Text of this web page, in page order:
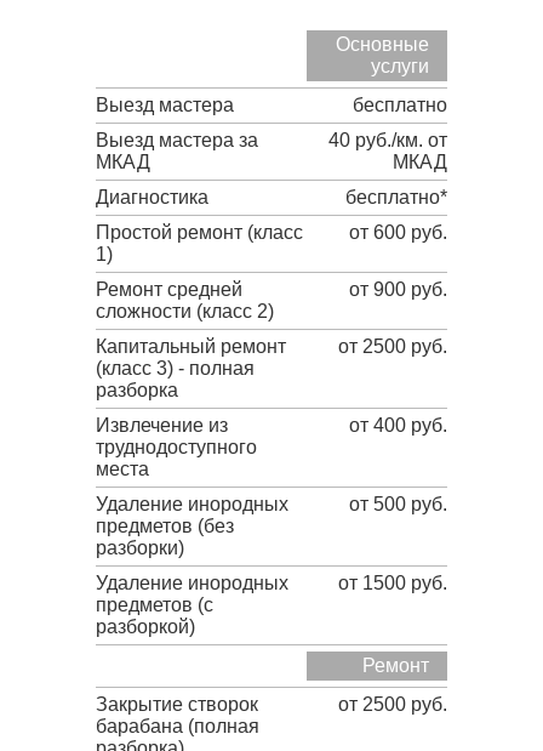
Основные
услуги
Выезд мастера
бесплатно
Выезд мастера за
МКАД
40 руб./км. от
МКАД
Диагностика
бесплатно*
Простой ремонт (класс
1)
от 600 руб.
Ремонт средней
сложности (класс 2)
от 900 руб.
Капитальный ремонт
(класс 3) - полная
разборка
от 2500 руб.
Извлечение из
труднодоступного
места
от 400 руб.
Удаление инородных
предметов (без
разборки)
от 500 руб.
Удаление инородных
предметов (с
разборкой)
от 1500 руб.
Ремонт
Закрытие створок
барабана (полная
от 2500 руб.